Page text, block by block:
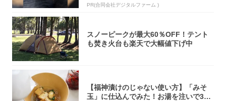
PR(合同会社デジタルファーム )
スノーピークが最大60％OFF！テント
も焚き火台も楽天で大幅値下げ中
【福神漬けのじゃない使い方】「みそ
玉」に仕込んでみた！お湯を注いで30